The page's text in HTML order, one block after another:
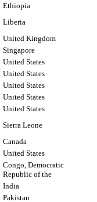
Ethiopia
Liberia
United Kingdom
Singapore
United States
United States
United States
United States
United States
Sierra Leone
Canada
United States
Congo, Democratic
Republic of the
India
Pakistan